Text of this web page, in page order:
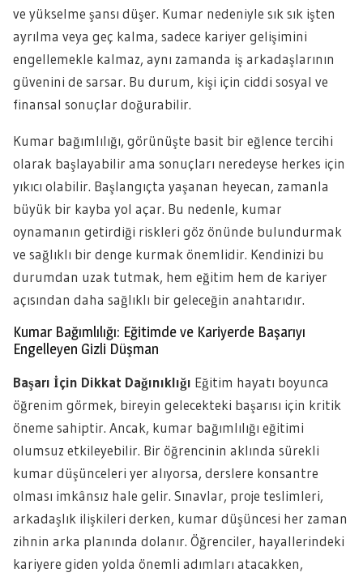
ve yükselme şansı düşer. Kumar nedeniyle sık sık işten
ayrılma veya geç kalma, sadece kariyer gelişimini
engellemekle kalmaz, aynı zamanda iş arkadaşlarının
güvenini de sarsar. Bu durum, kişi için ciddi sosyal ve
finansal sonuçlar doğurabilir.
Kumar bağımlılığı, görünüşte basit bir eğlence tercihi
olarak başlayabilir ama sonuçları neredeyse herkes için
yıkıcı olabilir. Başlangıçta yaşanan heyecan, zamanla
büyük bir kayba yol açar. Bu nedenle, kumar
oynamanın getirdiği riskleri göz önünde bulundurmak
ve sağlıklı bir denge kurmak önemlidir. Kendinizi bu
durumdan uzak tutmak, hem eğitim hem de kariyer
açısından daha sağlıklı bir geleceğin anahtarıdır.
Kumar Bağımlılığı: Eğitimde ve Kariyerde Başarıyı
Engelleyen Gizli Düşman
Başarı İçin Dikkat Dağınıklığı Eğitim hayatı boyunca
öğrenim görmek, bireyin gelecekteki başarısı için kritik
öneme sahiptir. Ancak, kumar bağımlılığı eğitimi
olumsuz etkileyebilir. Bir öğrencinin aklında sürekli
kumar düşünceleri yer alıyorsa, derslere konsantre
olması imkânsız hale gelir. Sınavlar, proje teslimleri,
arkadaşlık ilişkileri derken, kumar düşüncesi her zaman
zihnin arka planında dolanır. Öğrenciler, hayallerindeki
kariyere giden yolda önemli adımları atacakken,